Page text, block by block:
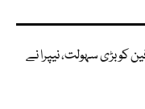
کو بڑی سہولت، نیپرا نے